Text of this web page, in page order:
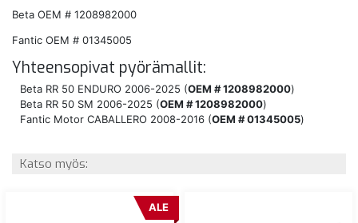
Beta OEM # 1208982000
Fantic OEM # 01345005
Yhteensopivat pyörämallit:
Beta RR 50 ENDURO 2006-2025 (OEM # 1208982000)
Beta RR 50 SM 2006-2025 (OEM # 1208982000)
Fantic Motor CABALLERO 2008-2016 (OEM # 01345005)
Katso myös:
ALE